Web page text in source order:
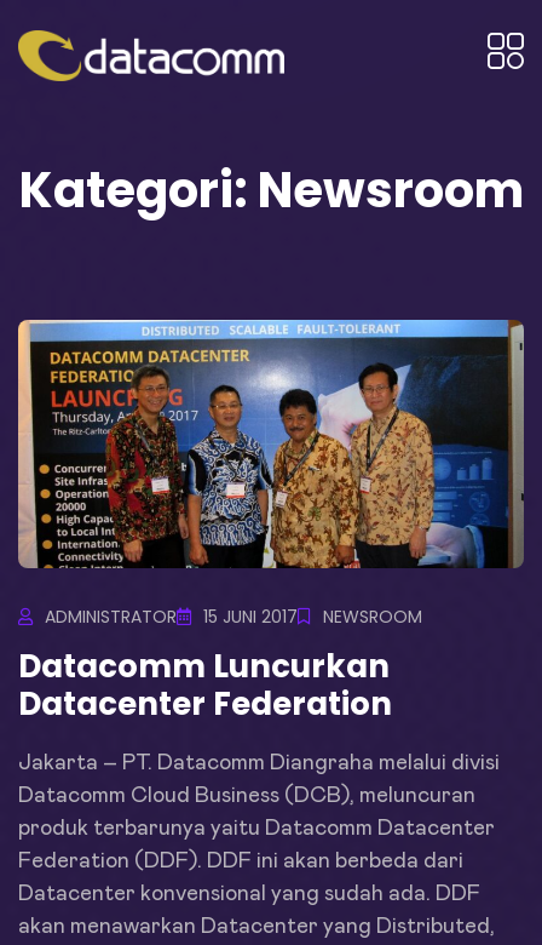
Kategori: Newsroom
ADMINISTRATOR 15 JUNI 2017 NEWSROOM
Datacomm Luncurkan
Datacenter Federation
Jakarta – PT. Datacomm Diangraha melalui divisi
Datacomm Cloud Business (DCB), meluncuran
produk terbarunya yaitu Datacomm Datacenter
Federation (DDF). DDF ini akan berbeda dari
Datacenter konvensional yang sudah ada. DDF
akan menawarkan Datacenter yang Distributed,